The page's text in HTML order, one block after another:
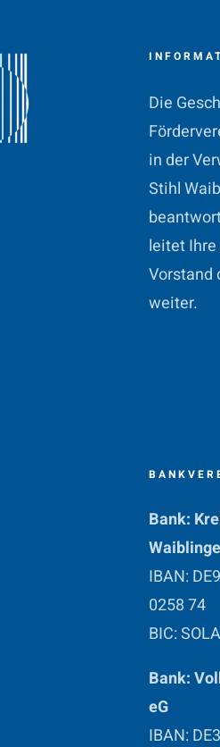
Die
in der
Stihl
leitet
Vorstand
weiter.
Bank:
IBAN:
0258 74
BIC:
Bank:
eG
IBAN: